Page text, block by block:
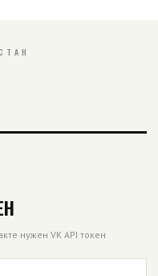
нужен VK API токен